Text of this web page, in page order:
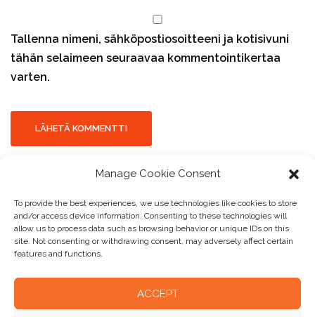
Manage Cookie Consent
To provide the best experiences, we use technologies like cookies to store
and/or access device information. Consenting to these technologies will
allow us to process data such as browsing behavior or unique IDs on this
site. Not consenting or withdrawing consent, may adversely affect certain
features and functions.
ACCEPT
Tallenna nimeni, sähköpostiosoitteeni ja kotisivuni
tähän selaimeen seuraavaa kommentointikertaa
varten.
Comtec Finland Oy I Sulankuja 3, 04300 Tuusula I 09-